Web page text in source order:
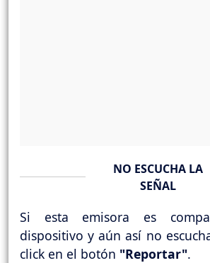
NO ESCUCHA LA
SEÑAL
Si esta emisora es
dispositivo y aún así no
click en el botón "Reportar".